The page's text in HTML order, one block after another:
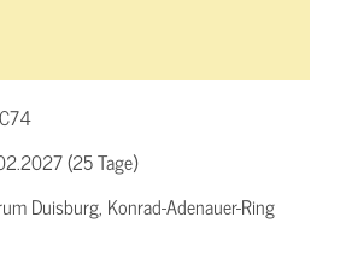
(25 Tage)
Duisburg, Konrad-Adenauer-Ring